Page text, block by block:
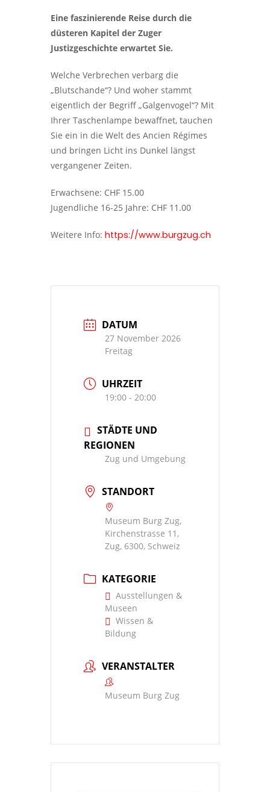
Eine faszinierende Reise durch die
düsteren Kapitel der Zuger
Justizgeschichte erwartet Sie.
Welche Verbrechen verbarg die
„Blutschande“? Und woher stammt
eigentlich der Begriff „Galgenvogel“? Mit
Ihrer Taschenlampe bewaffnet, tauchen
Sie ein in die Welt des Ancien Régimes
und bringen Licht ins Dunkel längst
vergangener Zeiten.
Erwachsene: CHF 15.00
Jugendliche 16-25 Jahre: CHF 11.00
Weitere Info: https://www.burgzug.ch
DATUM
27 November 2026
Freitag
UHRZEIT
19:00 - 20:00
STÄDTE UND
REGIONEN
Zug und Umgebung
STANDORT
Museum Burg Zug,
Kirchenstrasse 11,
Zug, 6300, Schweiz
KATEGORIE
Ausstellungen &
Museen
Wissen &
Bildung
VERANSTALTER
Museum Burg Zug